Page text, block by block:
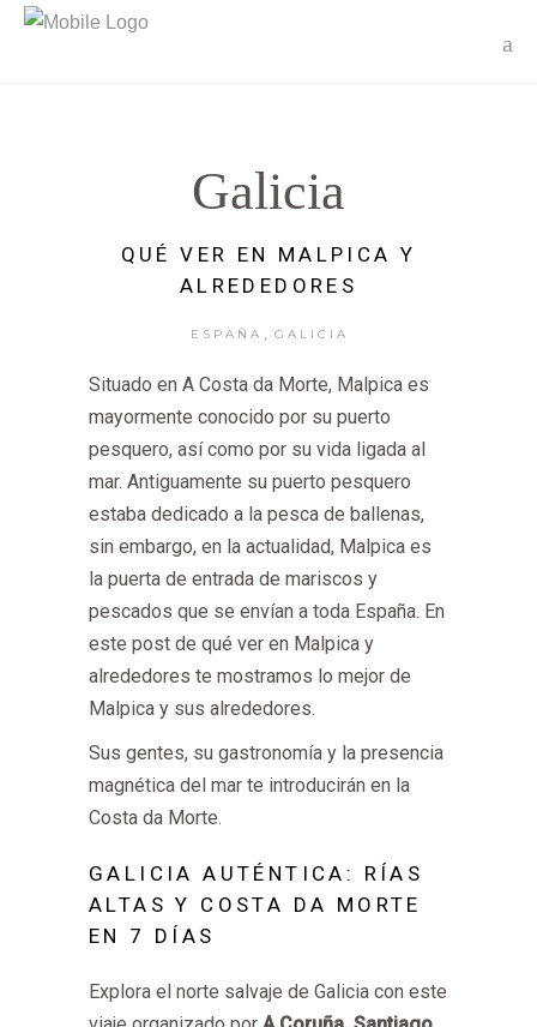
Galicia
QUÉ VER EN MALPICA Y
ALREDEDORES
ESPAÑA GALICIA
Situado en A Costa da Morte, Malpica es
mayormente conocido por su puerto
pesquero, así como por su vida ligada al
mar. Antiguamente su puerto pesquero
estaba dedicado a la pesca de ballenas,
sin embargo, en la actualidad, Malpica es
la puerta de entrada de mariscos y
pescados que se envían a toda España. En
este post de qué ver en Malpica y
alrededores te mostramos lo mejor de
Malpica y sus alrededores.
Sus gentes, su gastronomía y la presencia
magnética del mar te introducirán en la
Costa da Morte.
GALICIA AUTÉNTICA: RÍAS
ALTAS Y COSTA DA MORTE
EN 7 DÍAS
Explora el norte salvaje de Galicia con este